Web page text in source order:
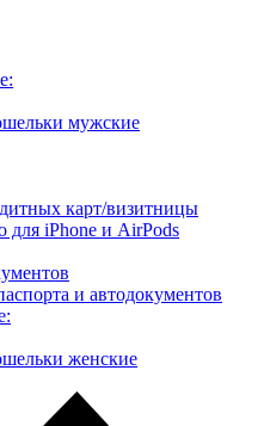
мужские
карт/визитницы
для iPhone и AirPods
и автодокументов
женские